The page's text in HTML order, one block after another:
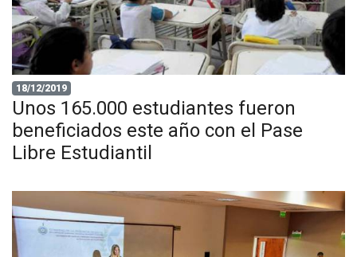
18/12/2019
Unos 165.000 estudiantes fueron
beneficiados este año con el Pase
Libre Estudiantil